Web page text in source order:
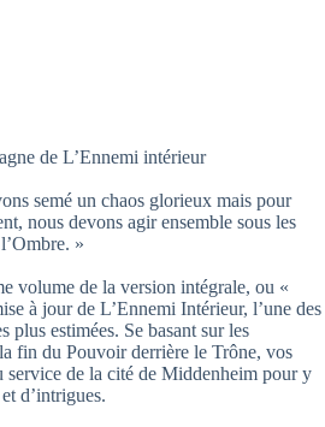
de L’Ennemi intérieur
semé un chaos glorieux mais pour
nous devons agir ensemble sous les
»
volume de la version intégrale, ou «
à jour de L’Ennemi Intérieur, l’une des
plus estimées. Se basant sur les
fin du Pouvoir derrière le Trône, vos
service de la cité de Middenheim pour y
d’intrigues.